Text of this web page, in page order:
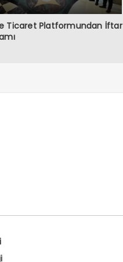
Ticaret Platformundan İftar